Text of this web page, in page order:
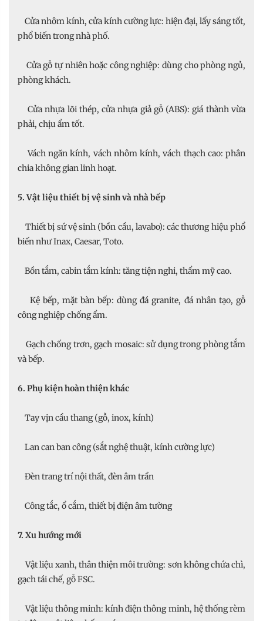
Cửa nhôm kính, cửa kính cường lực: hiện đại, lấy sáng tốt,
phổ biến trong nhà phố.
Cửa gỗ tự nhiên hoặc công nghiệp: dùng cho phòng ngủ,
phòng khách.
Cửa nhựa lõi thép, cửa nhựa giả gỗ (ABS): giá thành vừa
phải, chịu ẩm tốt.
Vách ngăn kính, vách nhôm kính, vách thạch cao: phân
chia không gian linh hoạt.
5. Vật liệu thiết bị vệ sinh và nhà bếp
Thiết bị sứ vệ sinh (bồn cầu, lavabo): các thương hiệu phổ
biến như Inax, Caesar, Toto.
Bồn tắm, cabin tắm kính: tăng tiện nghi, thẩm mỹ cao.
Kệ bếp, mặt bàn bếp: dùng đá granite, đá nhân tạo, gỗ
công nghiệp chống ẩm.
Gạch chống trơn, gạch mosaic: sử dụng trong phòng tắm
và bếp.
6. Phụ kiện hoàn thiện khác
Tay vịn cầu thang (gỗ, inox, kính)
Lan can ban công (sắt nghệ thuật, kính cường lực)
Đèn trang trí nội thất, đèn âm trần
Công tắc, ổ cắm, thiết bị điện âm tường
7. Xu hướng mới
Vật liệu xanh, thân thiện môi trường: sơn không chứa chì,
gạch tái chế, gỗ FSC.
Vật liệu thông minh: kính điện thông minh, hệ thống rèm